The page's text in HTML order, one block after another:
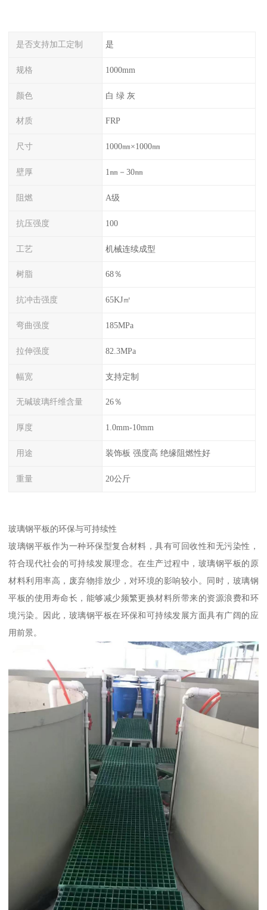
是否支持加工定制 是
规格 1000mm
颜色 白 绿 灰
材质 FRP
尺寸 1000㎜×1000㎜
壁厚 1㎜－30㎜
阻燃 A级
抗压强度 100
工艺 机械连续成型
树脂 68％
抗冲击强度 65KJ㎡
弯曲强度 185MPa
拉伸强度 82.3MPa
幅宽 支持定制
无碱玻璃纤维含量 26％
厚度 1.0mm-10mm
用途 装饰板 强度高 绝缘阻燃性好
重量 20公斤
玻璃钢平板的环保与可持续性
玻璃钢平板作为一种环保型复合材料，具有可回收性和无污染性，
符合现代社会的可持续发展理念。在生产过程中，玻璃钢平板的原
材料利用率高，废弃物排放少，对环境的影响较小。同时，玻璃钢
平板的使用寿命长，能够减少频繁更换材料所带来的资源浪费和环
境污染。因此，玻璃钢平板在环保和可持续发展方面具有广阔的应
用前景。